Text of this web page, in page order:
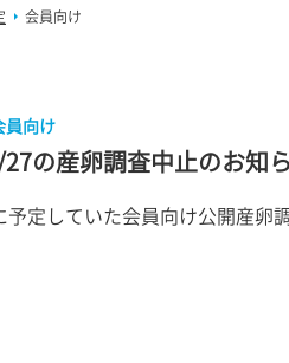
会員向け
員向け
27の産卵調査中止のお知
予定していた会員向け公開産卵